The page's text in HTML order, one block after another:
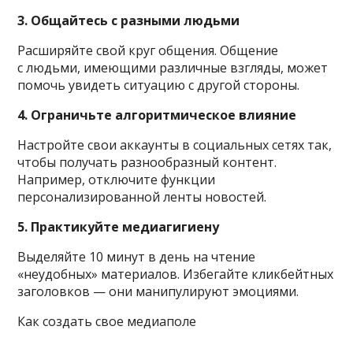
3. Общайтесь с разными людьми
Расширяйте свой круг общения. Общение
с людьми, имеющими различные взгляды, может
помочь увидеть ситуацию с другой стороны.
4. Ограничьте алгоритмическое влияние
Настройте свои аккаунты в социальных сетях так,
чтобы получать разнообразный контент.
Например, отключите функции
персонализированной ленты новостей.
5. Практикуйте медиагигиену
Выделяйте 10 минут в день на чтение
«неудобных» материалов. Избегайте кликбейтных
заголовков — они манипулируют эмоциями.
Как создать свое медиаполе